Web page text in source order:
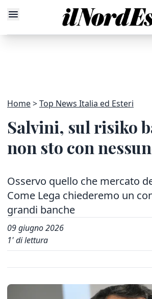
Home Top News Italia ed Esteri
Salvini, sul risiko
non sto con
Osservo quello che mercato
Come Lega chiederemo un
grandi banche
09 giugno 2026
1' di lettura